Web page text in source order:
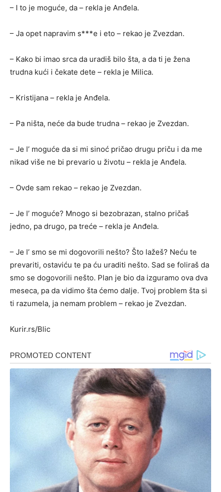
– I to je moguće, da – rekla je Anđela.
– Ja opet napravim s***e i eto – rekao je Zvezdan.
– Kako bi imao srca da uradiš bilo šta, a da ti je žena
trudna kući i čekate dete – rekla je Milica.
– Kristijana – rekla je Anđela.
– Pa ništa, neće da bude trudna – rekao je Zvezdan.
– Je l’ moguće da si mi sinoć pričao drugu priču i da me
nikad više ne bi prevario u životu – rekla je Anđela.
– Ovde sam rekao – rekao je Zvezdan.
– Je l’ moguće? Mnogo si bezobrazan, stalno pričaš
jedno, pa drugo, pa treće – rekla je Anđela.
– Je l’ smo se mi dogovorili nešto? Što lažeš? Neću te
prevariti, ostaviću te pa ću uraditi nešto. Sad se foliraš da
smo se dogovorili nešto. Plan je bio da izguramo ova dva
meseca, pa da vidimo šta ćemo dalje. Tvoj problem šta si
ti razumela, ja nemam problem – rekao je Zvezdan.
Kurir.rs/Blic